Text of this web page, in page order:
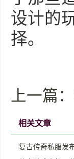
设计的
择。
上一篇：
相关文章
复古传奇私服发